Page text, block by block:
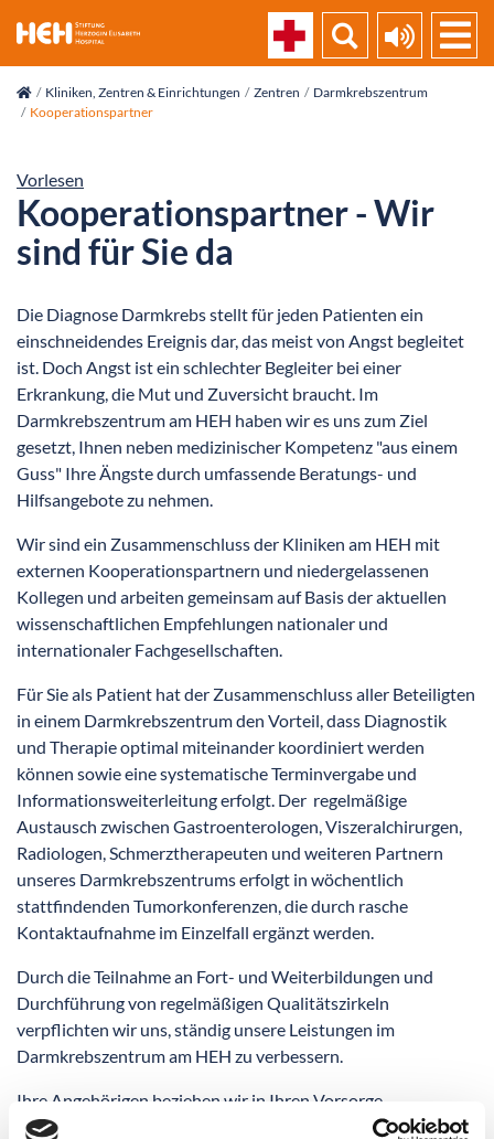
Kliniken, Zentren & Einrichtungen Zentren
Darmkrebszentrum
Kooperationspartner
Vorlesen
Kooperationspartner - Wir
sind für Sie da
Die Diagnose Darmkrebs stellt für jeden Patienten ein
einschneidendes Ereignis dar, das meist von Angst begleitet
ist. Doch Angst ist ein schlechter Begleiter bei einer
Erkrankung, die Mut und Zuversicht braucht. Im
Darmkrebszentrum am HEH haben wir es uns zum Ziel
gesetzt, Ihnen neben medizinischer Kompetenz "aus einem
Guss" Ihre Ängste durch umfassende Beratungs- und
Hilfsangebote zu nehmen.
Wir sind ein Zusammenschluss der Kliniken am HEH mit
externen Kooperationspartnern und niedergelassenen
Kollegen und arbeiten gemeinsam auf Basis der aktuellen
wissenschaftlichen Empfehlungen nationaler und
internationaler Fachgesellschaften.
Für Sie als Patient hat der Zusammenschluss aller Beteiligten
in einem Darmkrebszentrum den Vorteil, dass Diagnostik
und Therapie optimal miteinander koordiniert werden
können sowie eine systematische Terminvergabe und
Informationsweiterleitung erfolgt. Der regelmäßige
Austausch zwischen Gastroenterologen, Viszeralchirurgen,
Radiologen, Schmerztherapeuten und weiteren Partnern
unseres Darmkrebszentrums erfolgt in wöchentlich
stattfindenden Tumorkonferenzen, die durch rasche
Kontaktaufnahme im Einzelfall ergänzt werden.
Durch die Teilnahme an Fort- und Weiterbildungen und
Durchführung von regelmäßigen Qualitätszirkeln
verpflichten wir uns, ständig unsere Leistungen im
Darmkrebszentrum am HEH zu verbessern.
Ihre Angehörigen beziehen wir in Ihren Vorsorge-,
Behandlungs- und Genesungsprozess mit ein und wir geben